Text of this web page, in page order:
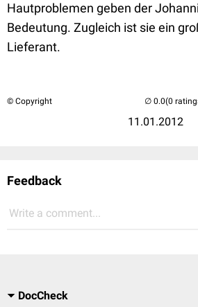
Hautproblemen geben der
Bedeutung. Zugleich ist sie ein
Lieferant.
© Copyright
11.01.2012
(0
Feedback
Write a comment...
DocCheck